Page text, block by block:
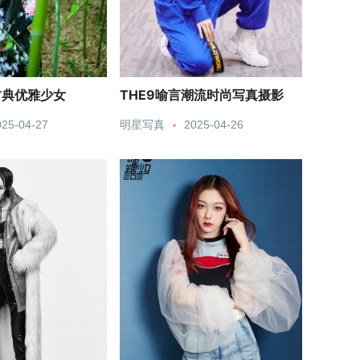
优雅少女
04-27
THE9喻言潮流时尚写真摄影
明星写真 2025-04-26